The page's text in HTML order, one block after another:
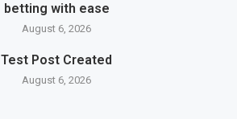
betting with ease
August 6, 2026
Test Post Created
August 6, 2026